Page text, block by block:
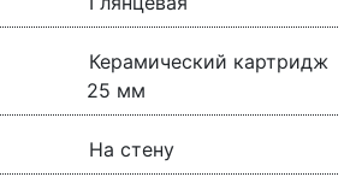
Керамический картридж
25 мм
На стену